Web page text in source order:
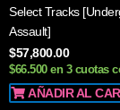
Select Tracks
Assault]
$57,800.00
$66.500 en 3 cuotas
AÑADIR AL